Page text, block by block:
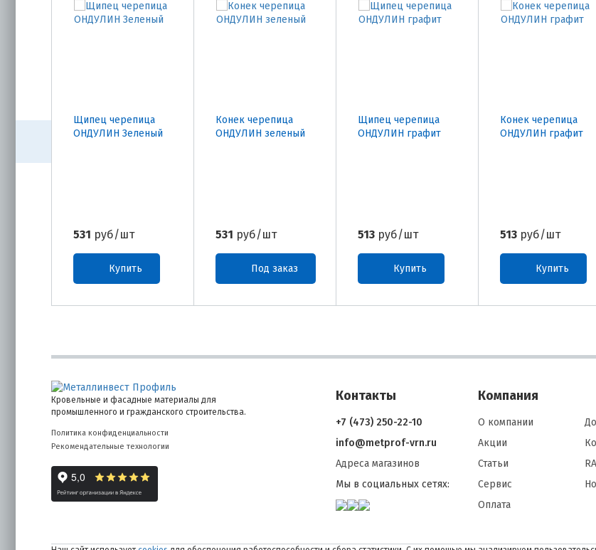
Щипец черепица
ОНДУЛИН Зеленый
531 руб/шт
Купить
Конек черепица
ОНДУЛИН зеленый
531 руб/шт
Под заказ
Щипец черепица
ОНДУЛИН графит
513 руб/шт
Купить
Конек черепица
ОНДУЛИН графит
513 руб/шт
Купить
Кровельные и фасадные материалы для
промышленного и гражданского строительства.
Политика конфиденциальности
Рекомендательные технологии
Контакты
+7 (473) 250-22-10
info@metprof-vrn.ru
Адреса магазинов
Мы в социальных сетях:
Компания
О компании
Акции
Статьи
Сервис
Оплата